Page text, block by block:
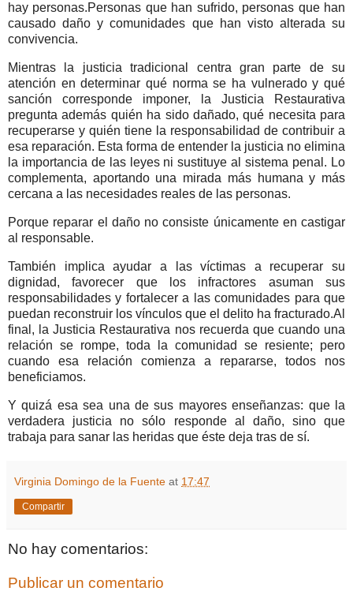
hay personas.Personas que han sufrido, personas que han
causado daño y comunidades que han visto alterada su
convivencia.
Mientras la justicia tradicional centra gran parte de su
atención en determinar qué norma se ha vulnerado y qué
sanción corresponde imponer, la Justicia Restaurativa
pregunta además quién ha sido dañado, qué necesita para
recuperarse y quién tiene la responsabilidad de contribuir a
esa reparación. Esta forma de entender la justicia no elimina
la importancia de las leyes ni sustituye al sistema penal. Lo
complementa, aportando una mirada más humana y más
cercana a las necesidades reales de las personas.
Porque reparar el daño no consiste únicamente en castigar
al responsable.
También implica ayudar a las víctimas a recuperar su
dignidad, favorecer que los infractores asuman sus
responsabilidades y fortalecer a las comunidades para que
puedan reconstruir los vínculos que el delito ha fracturado.Al
final, la Justicia Restaurativa nos recuerda que cuando una
relación se rompe, toda la comunidad se resiente; pero
cuando esa relación comienza a repararse, todos nos
beneficiamos.
Y quizá esa sea una de sus mayores enseñanzas: que la
verdadera justicia no sólo responde al daño, sino que
trabaja para sanar las heridas que éste deja tras de sí.
Virginia Domingo de la Fuente at 17:47
Compartir
No hay comentarios:
Publicar un comentario